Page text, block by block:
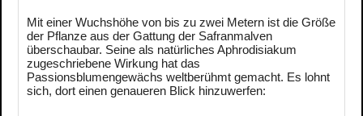
Mit einer Wuchshöhe von bis zu zwei Metern ist die Größe
der Pflanze aus der Gattung der Safranmalven
überschaubar. Seine als natürliches Aphrodisiakum
zugeschriebene Wirkung hat das
Passionsblumengewächs weltberühmt gemacht. Es lohnt
sich, dort einen genaueren Blick hinzuwerfen: